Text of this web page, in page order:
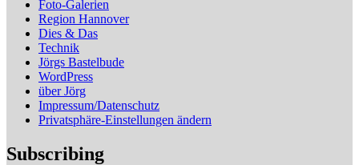
Foto-Galerien
Region Hannover
Dies & Das
Technik
Jörgs Bastelbude
WordPress
über Jörg
Impressum/Datenschutz
Privatsphäre-Einstellungen ändern
Subscribing